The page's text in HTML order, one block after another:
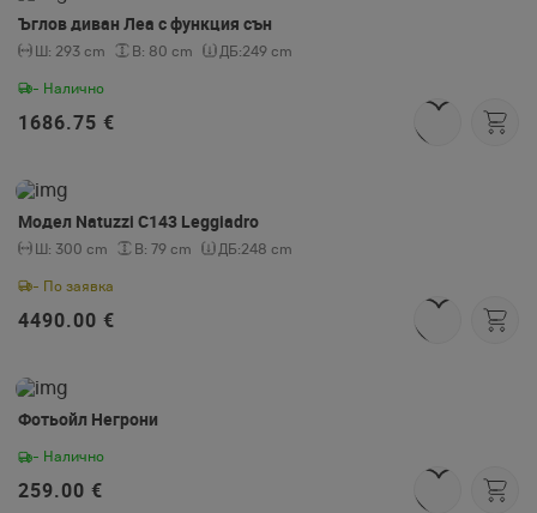
Ъглов диван Леа с функция сън
Ш: 293 cm В: 80 cm ДБ:249 cm
- Налично
1686.75 €
Модел Natuzzi C143 Leggiadro
Ш: 300 cm В: 79 cm ДБ:248 cm
- По заявка
4490.00 €
Фотьойл Негрони
- Налично
259.00 €